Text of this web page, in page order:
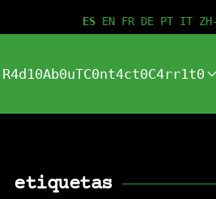
ES EN FR DE PT IT
R4d10Ab0uTC0nt4ct0C4rr1t0
etiquetas